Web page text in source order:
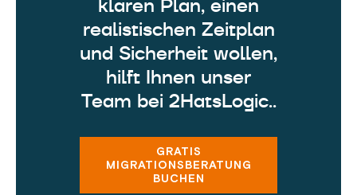
klaren Plan, einen
realistischen Zeitplan
und Sicherheit wollen,
hilft Ihnen unser
Team bei 2HatsLogic..
GRATIS
MIGRATIONSBERATUNG
BUCHEN